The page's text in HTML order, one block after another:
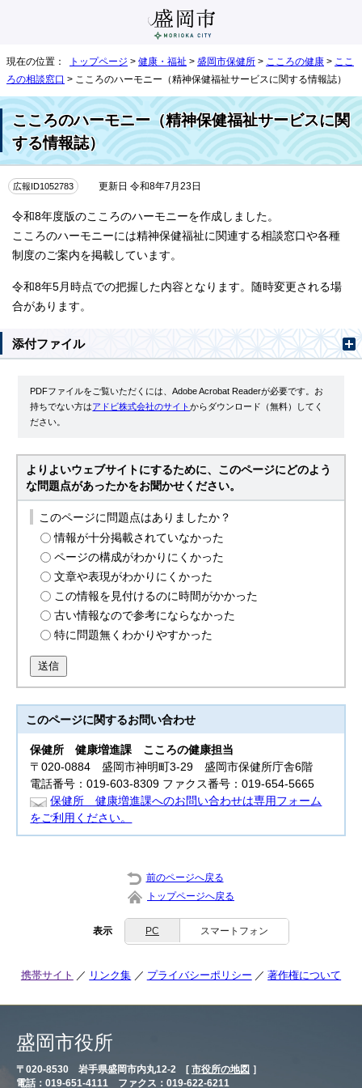
現在の位置： トップページ > 健康・福祉 > 盛岡市保健所 > こころの健康 > ここ
ろの相談窓口 > こころのハーモニー（精神保健福祉サービスに関する情報誌）
こころのハーモニー（精神保健福祉サービスに関
する情報誌）
広報ID1052783 更新日 令和8年7月23日
令和8年度版のこころのハーモニーを作成しました。
こころのハーモニーには精神保健福祉に関連する相談窓口や各種
制度のご案内を掲載しています。
令和8年5月時点での把握した内容となります。随時変更される場
合があります。
添付ファイル
PDFファイルをご覧いただくには、Adobe Acrobat Readerが必要です。お
持ちでない方はアドビ株式会社のサイトからダウンロード（無料）してく
ださい。
よりよいウェブサイトにするために、このページにどのよう
な問題点があったかをお聞かせください。
このページに問題点はありましたか？
情報が十分掲載されていなかった
ページの構成がわかりにくかった
文章や表現がわかりにくかった
この情報を見付けるのに時間がかかった
古い情報なので参考にならなかった
特に問題無くわかりやすかった
送信
このページに関するお問い合わせ
保健所健康増進課 こころの健康担当
〒020-0884 盛岡市神明町3-29 盛岡市保健所庁舎6階
電話番号：019-603-8309 ファクス番号：019-654-5665
保健所 健康増進課へのお問い合わせは専用フォーム
をご利用ください。
前のページへ戻る
トップページへ戻る
表示 PC スマートフォン
携帯サイト リンク集 プライバシーポリシー 著作権について
盛岡市役所
〒020-8530 岩手県盛岡市内丸12-2 [ 市役所の地図 ］
電話：019-651-4111 ファクス：019-622-6211